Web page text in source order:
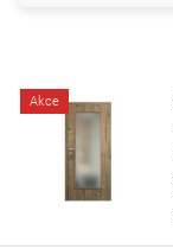
Akce